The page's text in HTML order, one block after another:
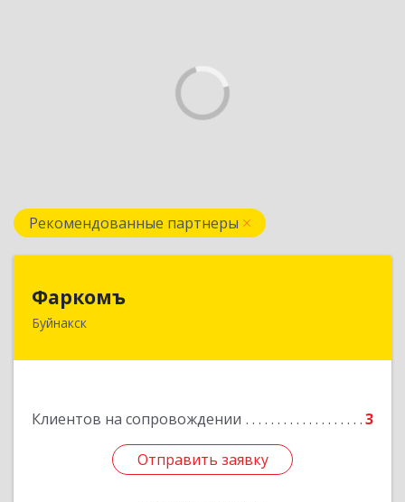
Рекомендованные партнеры
Фаркомъ
Буйнакск
Клиентов на сопровождении 3
Отправить заявку
Отправить заявку